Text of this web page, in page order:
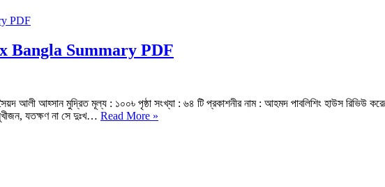
Bangla Summary PDF
আলী আহ্সান মুদ্রিত মূল্য : ১০০৳ পৃষ্ঠা সংখ্যা : ৬৪ টি প্রকাশনীর নাম : আহমদ পাবলিশিং হাউস রিভিউ
যতক্ষণ না সে দুঃখ… Read More »